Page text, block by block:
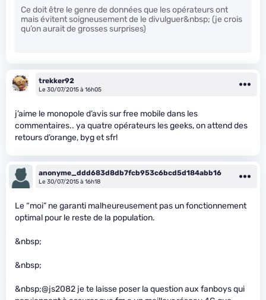
Ce doit être le genre de données que les opérateurs ont
mais évitent soigneusement de le divulguer&nbsp; (je crois
qu’on aurait de grosses surprises)
trekker92
Le 30/07/2015 à 16h05
j’aime le monopole d’avis sur free mobile dans les
commentaires.. ya quatre opérateurs les geeks, on attend des
retours d’orange, byg et sfr!
anonyme_ddd683d8db7fcb953c6bcd5d184abb16
Le 30/07/2015 à 16h18
Le “moi” ne garanti malheureusement pas un fonctionnement
optimal pour le reste de la population.
&nbsp;
&nbsp;
&nbsp;@js2082 je te laisse poser la question aux fanboys qui